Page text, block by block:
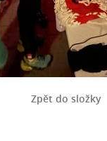
Zpět do složky